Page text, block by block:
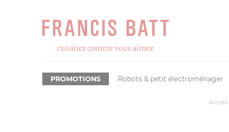
Robots & petit électroménager
PROMOTIONS
Accueil